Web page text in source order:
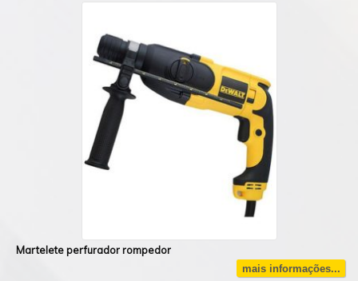
Martelete perfurador rompedor
mais informações...